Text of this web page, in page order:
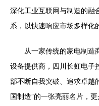
深化工业互联网与制造的融
系，以快速响应市场多样化
从一家传统的家电制造
设备提供商，四川长虹电子
部不断自我突破、追求卓越
国制造”的一张亮丽名片，